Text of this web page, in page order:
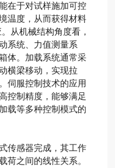
于对试样施加可控
温度，从而获得材料
从机械结构角度看，
系统、力值测量系
体。加载系统通常采
横梁移动，实现拉
伺服控制技术的应用
控制精度，能够满足
载等多种控制模式的
感器完成，其工作
荷之间的线性关系。